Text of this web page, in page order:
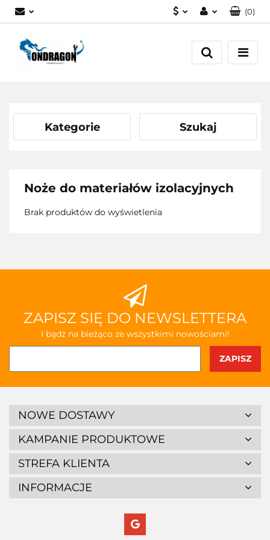
Zaloguj się
Załóż konto
(0)
Kategorie Szukaj
Noże do materiałów izolacyjnych
Brak produktów do wyświetlenia
ZAPISZ SIĘ DO NEWSLETTERA
I bądź na bieżąco ze wszystkimi nowościami!
NOWE DOSTAWY
KAMPANIE PRODUKTOWE
STREFA KLIENTA
INFORMACJE